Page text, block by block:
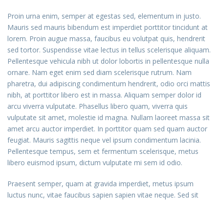
Proin urna enim, semper at egestas sed, elementum in justo.
Mauris sed mauris bibendum est imperdiet porttitor tincidunt at
lorem. Proin augue massa, faucibus eu volutpat quis, hendrerit
sed tortor. Suspendisse vitae lectus in tellus scelerisque aliquam.
Pellentesque vehicula nibh ut dolor lobortis in pellentesque nulla
ornare. Nam eget enim sed diam scelerisque rutrum. Nam
pharetra, dui adipiscing condimentum hendrerit, odio orci mattis
nibh, at porttitor libero est in massa. Aliquam semper dolor id
arcu viverra vulputate. Phasellus libero quam, viverra quis
vulputate sit amet, molestie id magna. Nullam laoreet massa sit
amet arcu auctor imperdiet. In porttitor quam sed quam auctor
feugiat. Mauris sagittis neque vel ipsum condimentum lacinia.
Pellentesque tempus, sem et fermentum scelerisque, metus
libero euismod ipsum, dictum vulputate mi sem id odio.
Praesent semper, quam at gravida imperdiet, metus ipsum
luctus nunc, vitae faucibus sapien sapien vitae neque. Sed sit